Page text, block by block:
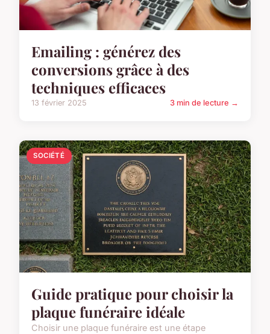
Emailing : générez des
conversions grâce à des
techniques efficaces
13 février 2025 3 min de lecture →
SOCIÉTÉ
Guide pratique pour choisir la
plaque funéraire idéale
Choisir une plaque funéraire est une étape